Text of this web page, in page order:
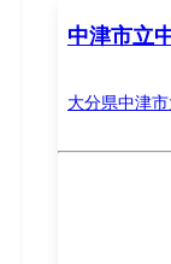
中津市立
大分県中津